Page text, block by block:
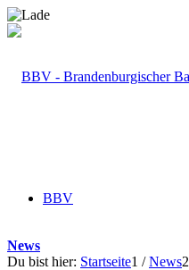
BBV
News
Du bist hier: Startseite1 / News2